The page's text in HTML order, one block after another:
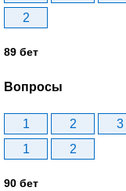
2
89 бет
Вопросы
1 2 3
1
2
90 бет